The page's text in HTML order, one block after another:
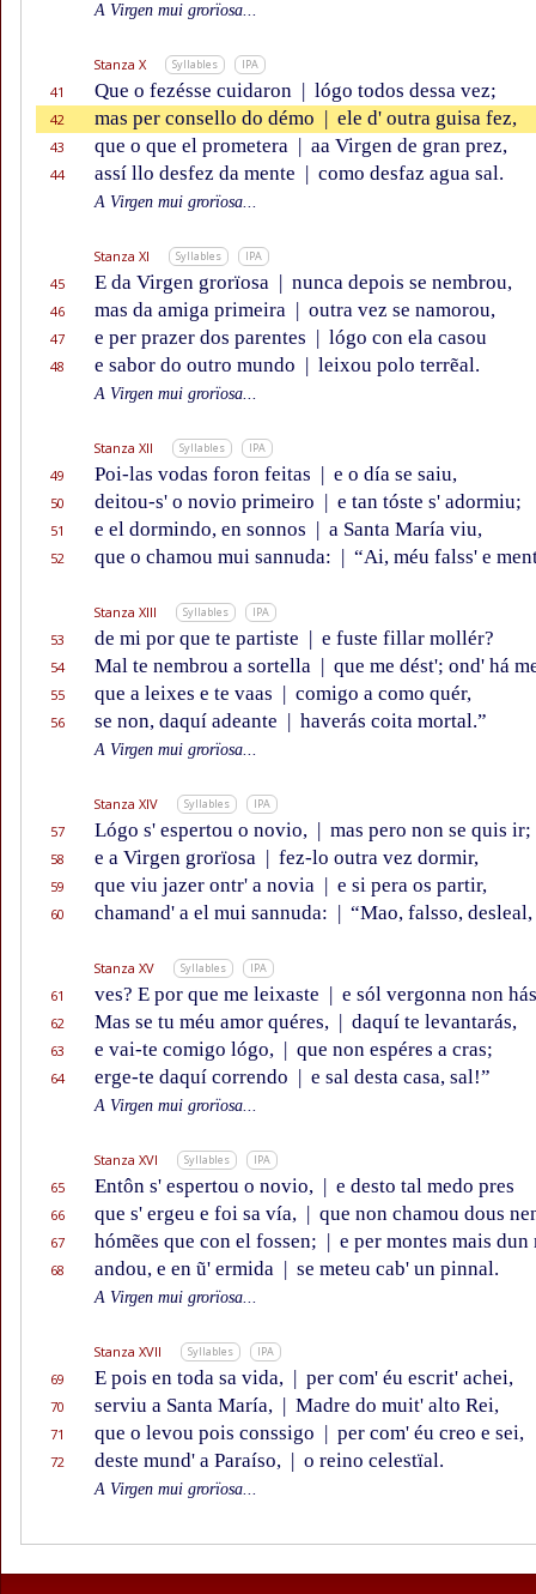
A Virgen mui grorïosa...
Stanza X Syllables IPA
41 Que o fezésse cuidaron | lógo todos dessa vez;
42 mas per consello do démo | ele d' outra guisa fez,
43 que o que el prometera | aa Virgen de gran prez,
44 assí llo desfez da mente | como desfaz agua sal.
A Virgen mui grorïosa...
Stanza XI Syllables IPA
45 E da Virgen grorïosa | nunca depois se nembrou,
46 mas da amiga primeira | outra vez se namorou,
47 e per prazer dos parentes | lógo con ela casou
48 e sabor do outro mundo | leixou polo terrẽal.
A Virgen mui grorïosa...
Stanza XII Syllables IPA
49 Poi-las vodas foron feitas | e o día se saiu,
50 deitou-s' o novio primeiro | e tan tóste s' adormiu;
51 e el dormindo, en sonnos | a Santa María viu,
52 que o chamou mui sannuda: | “Ai, méu falss' e
Stanza XIII Syllables IPA
53 de mi por que te partiste | e fuste fillar mollér?
54 Mal te nembrou a sortella | que me dést'; ond' há
55 que a leixes e te vaas | comigo a como quér,
56 se non, daquí adeante | haverás coita mortal.”
A Virgen mui grorïosa...
Stanza XIV Syllables IPA
57 Lógo s' espertou o novio, | mas pero non se quis ir;
58 e a Virgen grorïosa | fez-lo outra vez dormir,
59 que viu jazer ontr' a novia | e si pera os partir,
60 chamand' a el mui sannuda: | “Mao, falsso, desleal,
Stanza XV Syllables IPA
61 ves? E por que me leixaste | e sól vergonna non
62 Mas se tu méu amor quéres, | daquí te levantarás,
63 e vai-te comigo lógo, | que non espéres a cras;
64 erge-te daquí correndo | e sal desta casa, sal!”
A Virgen mui grorïosa...
Stanza XVI Syllables IPA
65 Entôn s' espertou o novio, | e desto tal medo pres
66 que s' ergeu e foi sa vía, | que non chamou dous
67 hómẽes que con el fossen; | e per montes mais dun
68 andou, e en ũ' ermida | se meteu cab' un pinnal.
A Virgen mui grorïosa...
Stanza XVII Syllables IPA
69 E pois en toda sa vida, | per com' éu escrit' achei,
70 serviu a Santa María, | Madre do muit' alto Rei,
71 que o levou pois conssigo | per com' éu creo e sei,
72 deste mund' a Paraíso, | o reino celestïal.
A Virgen mui grorïosa...